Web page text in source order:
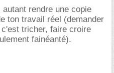
rendre une copie
ton travail réel (demander
tricher, faire croire
fainéanté).